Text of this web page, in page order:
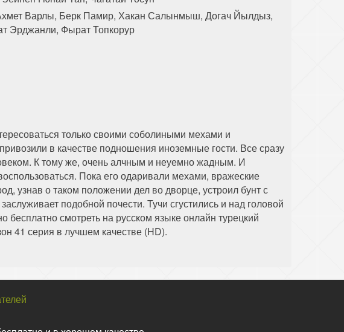
Варлы, Берк Памир, Хакан Салынмыш, Догач Йылдыз,
Эрджанли, Фырат Топкорур
только своими соболиными мехами и
в качестве подношения иноземные гости. Все сразу
К тому же, очень алчным и неуемно жадным. И
Пока его одаривали мехами, вражеские
узнав о таком положении дел во дворце, устроил бунт с
подобной почести. Тучи сгустились и над головой
смотреть на русском языке онлайн турецкий
41 серия в лучшем качестве (HD).